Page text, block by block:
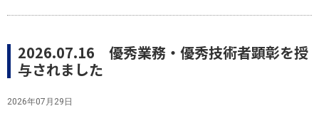
2026.07.16 優秀業務・優秀技術者顕彰を授
与されました
2026年07月29日